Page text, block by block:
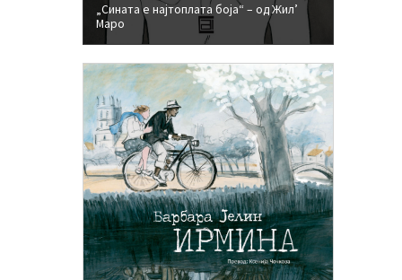
„Сината е најтоплата боја“ – од Жил’
Маро